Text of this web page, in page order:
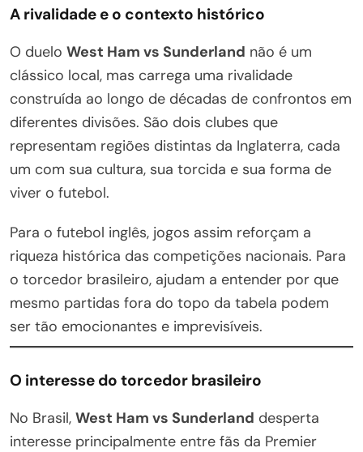
A rivalidade e o contexto histórico
O duelo West Ham vs Sunderland não é um
clássico local, mas carrega uma rivalidade
construída ao longo de décadas de confrontos em
diferentes divisões. São dois clubes que
representam regiões distintas da Inglaterra, cada
um com sua cultura, sua torcida e sua forma de
viver o futebol.
Para o futebol inglês, jogos assim reforçam a
riqueza histórica das competições nacionais. Para
o torcedor brasileiro, ajudam a entender por que
mesmo partidas fora do topo da tabela podem
ser tão emocionantes e imprevisíveis.
O interesse do torcedor brasileiro
No Brasil, West Ham vs Sunderland desperta
interesse principalmente entre fãs da Premier